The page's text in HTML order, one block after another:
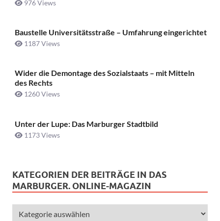
976 Views
Baustelle Universitätsstraße ­– Umfahrung eingerichtet
1187 Views
Wider die Demontage des Sozialstaats – mit Mitteln
des Rechts
1260 Views
Unter der Lupe: Das Marburger Stadtbild
1173 Views
KATEGORIEN DER BEITRÄGE IN DAS
MARBURGER. ONLINE-MAGAZIN